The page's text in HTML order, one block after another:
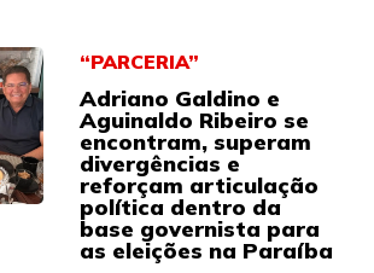
“PARCERIA”
Adriano Galdino e
Aguinaldo Ribeiro se
encontram, superam
divergências e
reforçam articulação
política dentro da
base governista para
as eleições na Paraíba